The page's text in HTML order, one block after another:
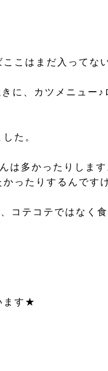
こはまだ入ってな
に、カツメニュー
た。
は多かったりします
ったりするんです
コテコテではなく
ます★